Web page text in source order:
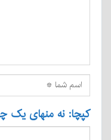
کپچا: نه منهای یک